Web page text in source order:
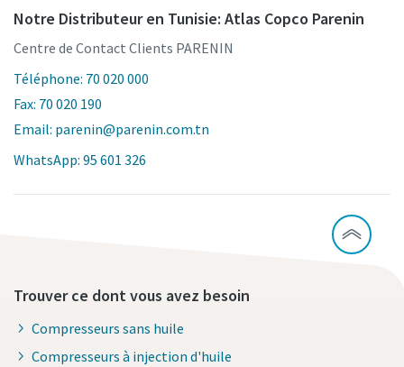
Notre Distributeur en Tunisie: Atlas Copco Parenin
Centre de Contact Clients PARENIN
Téléphone: 70 020 000
Fax: 70 020 190
Email: parenin@parenin.com.tn
WhatsApp: 95 601 326
Trouver ce dont vous avez besoin
Compresseurs sans huile
Compresseurs à injection d'huile